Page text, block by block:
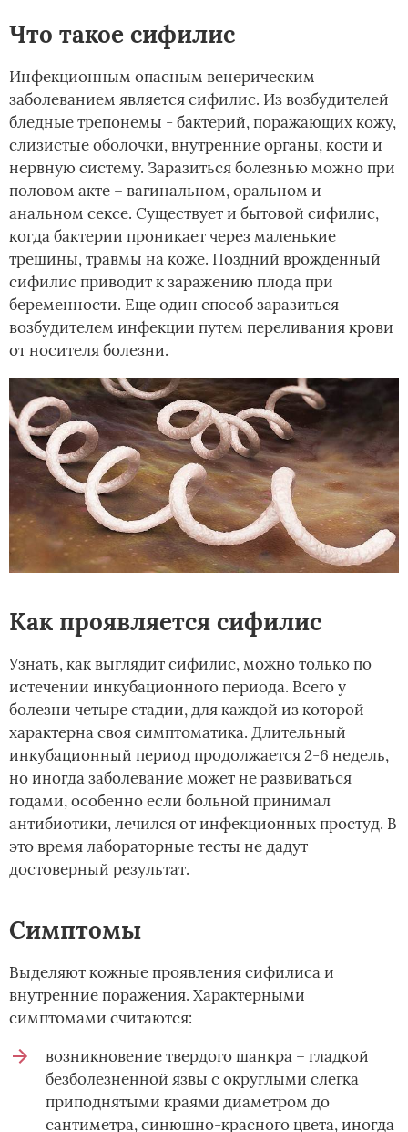
Что такое сифилис
Инфекционным опасным венерическим
заболеванием является сифилис. Из возбудителей
бледные трепонемы - бактерий, поражающих кожу,
слизистые оболочки, внутренние органы, кости и
нервную систему. Заразиться болезнью можно при
половом акте – вагинальном, оральном и
анальном сексе. Существует и бытовой сифилис,
когда бактерии проникает через маленькие
трещины, травмы на коже. Поздний врожденный
сифилис приводит к заражению плода при
беременности. Еще один способ заразиться
возбудителем инфекции путем переливания крови
от носителя болезни.
Как проявляется сифилис
Узнать, как выглядит сифилис, можно только по
истечении инкубационного периода. Всего у
болезни четыре стадии, для каждой из которой
характерна своя симптоматика. Длительный
инкубационный период продолжается 2-6 недель,
но иногда заболевание может не развиваться
годами, особенно если больной принимал
антибиотики, лечился от инфекционных простуд. В
это время лабораторные тесты не дадут
достоверный результат.
Симптомы
Выделяют кожные проявления сифилиса и
внутренние поражения. Характерными
симптомами считаются:
возникновение твердого шанкра – гладкой
безболезненной язвы с округлыми слегка
приподнятыми краями диаметром до
сантиметра, синюшно-красного цвета, иногда